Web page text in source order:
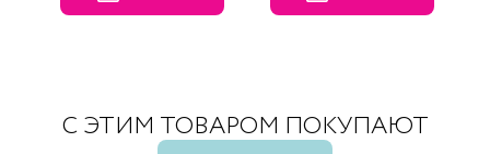
С ЭТИМ ТОВАРОМ ПОКУПАЮТ